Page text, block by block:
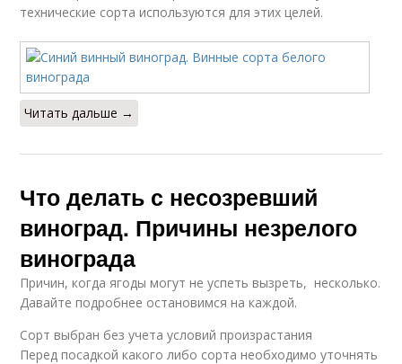
технические сорта используются для этих целей.
Читать дальше →
Что делать с несозревший
виноград. Причины незрелого
винограда
Причин, когда ягоды могут не успеть вызреть, несколько.
Давайте подробнее остановимся на каждой.
Сорт выбран без учета условий произрастания
Перед посадкой какого либо сорта необходимо уточнять